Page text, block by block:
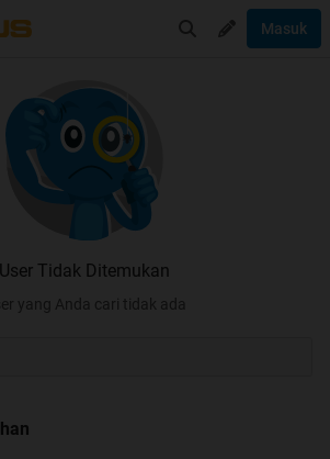
Masuk
User Tidak Ditemukan
yang Anda cari tidak ada